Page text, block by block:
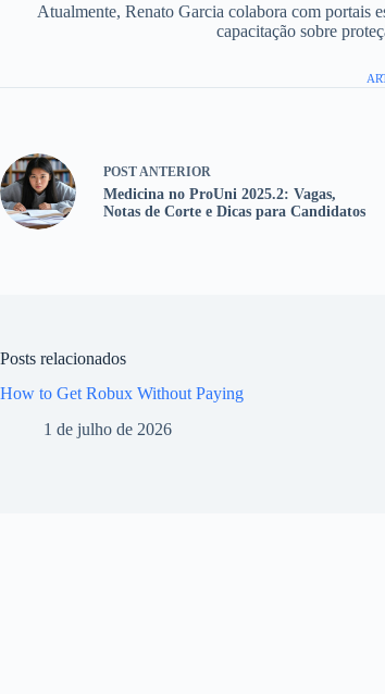
Atualmente, Renato Garcia colabora com portais
capacitação sobre
POSTANTERIOR
Medicina no ProUni 2025.2: Vagas,
Notas de Corte e Dicas para Candidatos
Posts relacionados
How to Get Robux Without Paying
1 de julho de 2026